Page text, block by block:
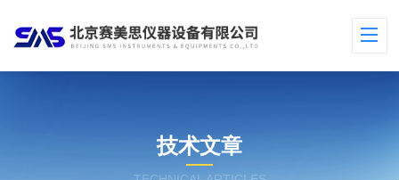
技术文章